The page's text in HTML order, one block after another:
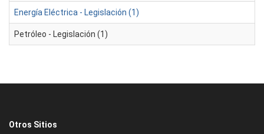
Energía Eléctrica - Legislación (1)
Petróleo - Legislación (1)
Otros Sitios